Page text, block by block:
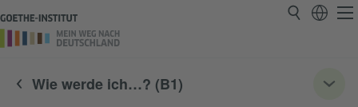
Wie werde ich…? (B1)